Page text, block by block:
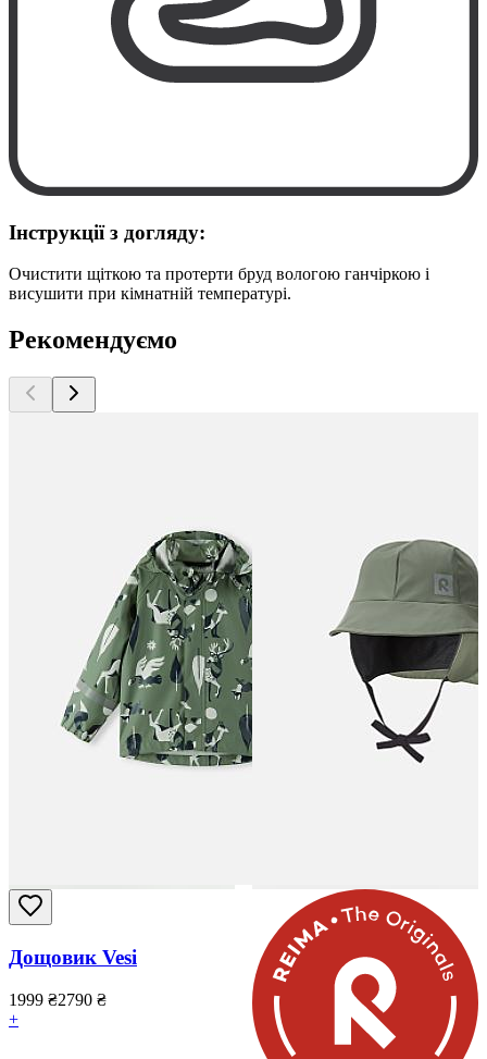
Інструкції з догляду:
Очистити щіткою та протерти бруд вологою ганчіркою і
висушити при кімнатній температурі.
Рекомендуємо
Дощовик Vesi
1999 ₴2790 ₴
+